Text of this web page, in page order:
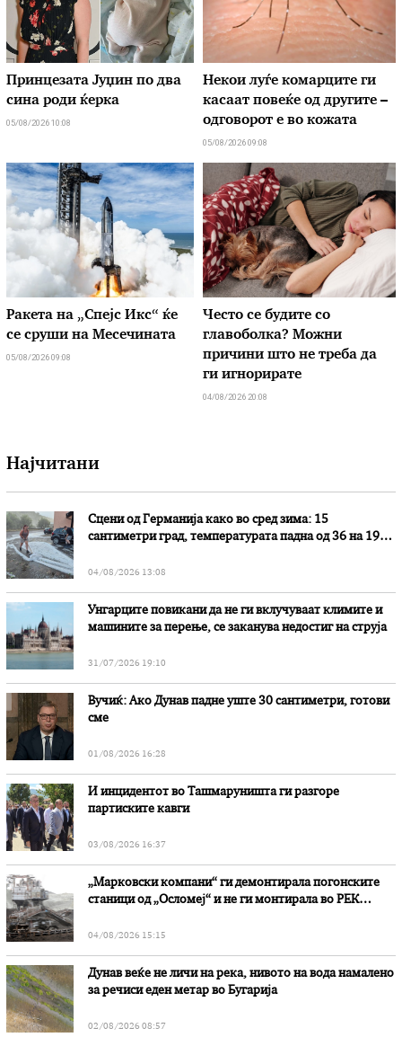
Принцезата Јуџин по два
сина роди ќерка
05/08/2026 10:08
Hекои луѓе комарците ги
касаат повеќе од другите –
одговорот е во кожата
05/08/2026 09:08
Ракета на „Спејс Икс“ ќе
се сруши на Месечината
05/08/2026 09:08
Често се будите со
главоболка? Можни
причини што не треба да
ги игнорирате
04/08/2026 20:08
Најчитани
Сцени од Германија како во сред зима: 15
сантиметри град, температурата падна од 36 на 19
04/08/2026 13:08
Унгарците повикани да не ги вклучуваат климите и
машините за перење, се заканува недостиг на струја
31/07/2026 19:10
Вучиќ: Ако Дунав падне уште 30 сантиметри, готови
сме
01/08/2026 16:28
И инцидентот во Ташмаруништa ги разгоре
партиските кавги
03/08/2026 16:37
„Марковски компани“ ги демонтирала погонските
станици од „Осломеј“ и не ги монтирала во РЕК
04/08/2026 15:15
Дунав веќе не личи на река, нивото на вода намалено
за речиси еден метар во Бугарија
02/08/2026 08:57